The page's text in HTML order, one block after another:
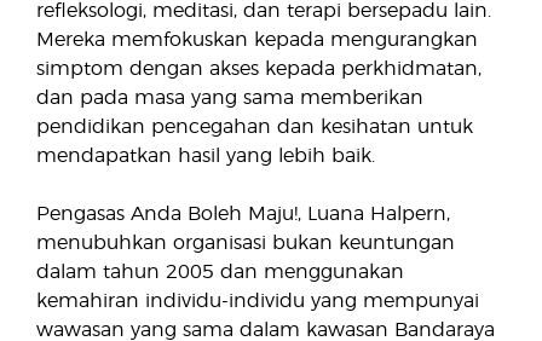
refleksologi, meditasi, dan terapi bersepadu lain.
Mereka memfokuskan kepada mengurangkan
simptom dengan akses kepada perkhidmatan,
dan pada masa yang sama memberikan
pendidikan pencegahan dan kesihatan untuk
mendapatkan hasil yang lebih baik.
Pengasas Anda Boleh Maju!, Luana Halpern,
menubuhkan organisasi bukan keuntungan
dalam tahun 2005 dan menggunakan
kemahiran individu-individu yang mempunyai
wawasan yang sama dalam kawasan Bandaraya